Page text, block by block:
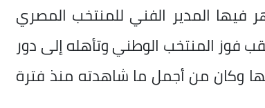
فيها المدير الفني للمنتخب المصري
المنتخب الوطني وتأهله إلى دور
وكان من أجمل ما شاهدته منذ فترة